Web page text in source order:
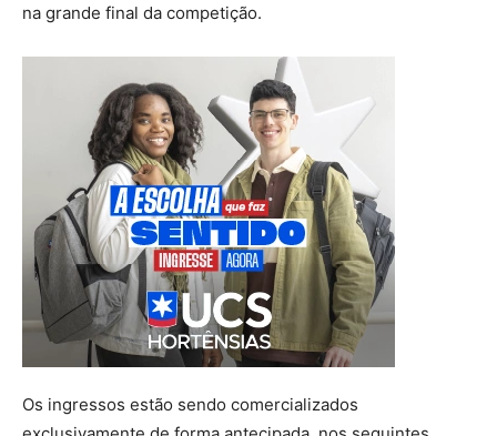
na grande final da competição.
Os ingressos estão sendo comercializados